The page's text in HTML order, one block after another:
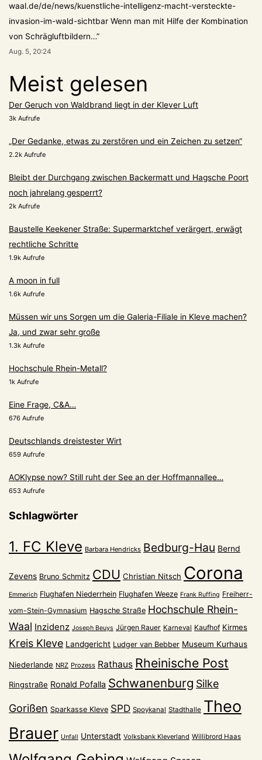
waal.de/de/news/kuenstliche-intelligenz-macht-versteckte-
invasion-im-wald-sichtbar Wenn man mit Hilfe der Kombination
von Schrägluftbildern…”
Aug. 5, 20:24
Meist gelesen
Der Geruch von Waldbrand liegt in der Klever Luft
3k Aufrufe
„Der Gedanke, etwas zu zerstören und ein Zeichen zu setzen“
2.2k Aufrufe
Bleibt der Durchgang zwischen Backermatt und Hagsche Poort
noch jahrelang gesperrt?
2k Aufrufe
Baustelle Keekener Straße: Supermarktchef verärgert, erwägt
rechtliche Schritte
1.9k Aufrufe
A moon in full
1.6k Aufrufe
Müssen wir uns Sorgen um die Galeria-Filiale in Kleve machen?
Ja, und zwar sehr große
1.3k Aufrufe
Hochschule Rhein-Metall?
1k Aufrufe
Eine Frage, C&A…
676 Aufrufe
Deutschlands dreistester Wirt
659 Aufrufe
AOKlypse now? Still ruht der See an der Hoffmannallee…
653 Aufrufe
Schlagwörter
1. FC Kleve Barbara Hendricks Bedburg-Hau Bernd
Zevens Bruno Schmitz CDU Christian Nitsch Corona
Emmerich Flughafen Niederrhein Flughafen Weeze Frank Ruffing Freiherr-
vom-Stein-Gymnasium Hagsche Straße Hochschule Rhein-
Waal Inzidenz Joseph Beuys Jürgen Rauer Karneval Kaufhof Kirmes
Kreis Kleve Landgericht Ludger van Bebber Museum Kurhaus
Niederlande NRZ Prozess Rathaus Rheinische Post
Ringstraße Ronald Pofalla Schwanenburg Silke
Gorißen Sparkasse Kleve SPD Spoykanal Stadthalle Theo
Brauer Unfall Unterstadt Volksbank Kleverland Willibrord Haas